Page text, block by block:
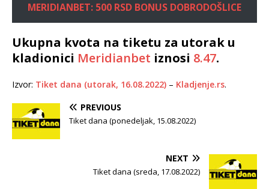
MERIDIANBET: 500 RSD BONUS DOBRODOŠLICE
Ukupna kvota na tiketu za utorak u
kladionici Meridianbet iznosi 8.47.
Izvor: Tiket dana (utorak, 16.08.2022) – Kladjenje.rs.
PREVIOUS
Tiket dana (ponedeljak, 15.08.2022)
NEXT
Tiket dana (sreda, 17.08.2022)